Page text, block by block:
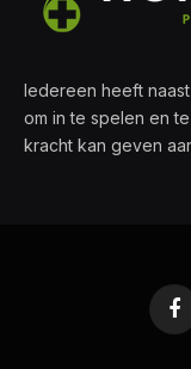
Iedereen heeft
om in te spelen en
kracht kan geven